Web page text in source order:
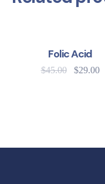
Folic Acid
$45.00 $29.00